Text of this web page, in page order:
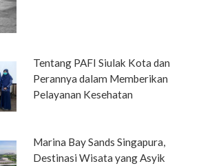
Tentang PAFI Siulak Kota dan
Perannya dalam Memberikan
Pelayanan Kesehatan
Marina Bay Sands Singapura,
Destinasi Wisata yang Asyik